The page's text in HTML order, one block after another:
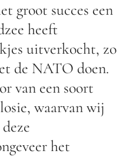
groot succes een
heeft
uitverkocht, zo
de NATO doen.
van een soort
waarvan wij
het